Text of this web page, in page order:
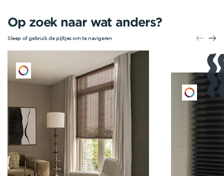
Op zoek naar wat anders?
Sleep of gebruik de pijltjes om te navigeren